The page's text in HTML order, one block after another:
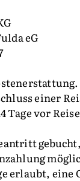
eG
einer
Tage vor
erlaubt, eine